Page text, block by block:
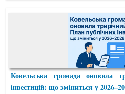
Ковельська громада оновила
інвестицій: що зміниться у